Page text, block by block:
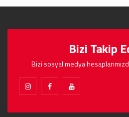
Bizi Takip
Bizi sosyal medya